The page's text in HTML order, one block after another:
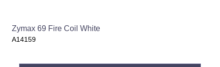
Zymax 69 Fire Coil White
A14159